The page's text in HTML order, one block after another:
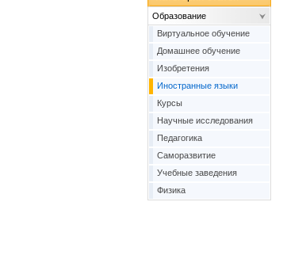
Образование
Виртуальное обучение
Домашнее обучение
Изобретения
Иностранные языки
Курсы
Научные исследования
Педагогика
Саморазвитие
Учебные заведения
Физика